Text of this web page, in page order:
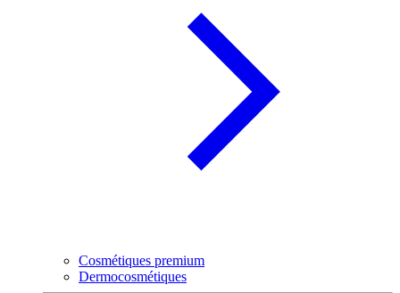
Cosmétiques premium
Dermocosmétiques